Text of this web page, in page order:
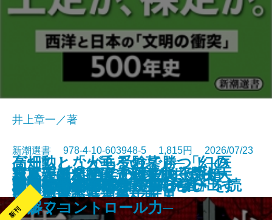
蕪村─「日常の美」の発見者─
日本人の精神II 「おのずから」
の歴史意識
志度寺 千四百年の歴史の玉手箱─
四国霊場八十六番札所─
若冲、川を下る
水平と垂直
萩尾望都スケッチ画集III─「トー
マの心臓」とドラマ世界─
はじまりのスープ、夏ゼリー
おにがわらう
ローマ物語
日本人はなぜ家で靴を脱ぐのか─
土足禁止の精神史─
井上章一／著
新潮選書 978-4-10-603948-5 1,815円 2026/07/23
書籍電子書籍あり
新刊
少女は殺人の夢を見る
ゲームしながら受験で勝つ！─医
師が教える子どもが自ら学び出す
セルフコントロール力─
丹心／まごころ
夏帆─The Tale of KAHO─
朱天の都
おつむの良い子は長居しない
高畑勲と「火垂るの墓」─「幻の
脚本」と「7冊の構想ノート」を読
み解く─
ハロー、ベイビー
写真があってよかった。─森山大
道伝─
文藝年鑑 2026